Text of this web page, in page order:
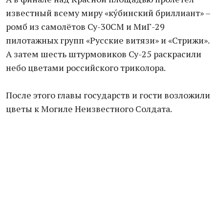
известный всему миру «кýбинский бриллиант» –
ромб из самолётов Су-30СМ и МиГ-29
пилотажных групп «Русские витязи» и «Стрижи».
А затем шесть штурмовиков Су-25 раскрасили
небо цветами российского триколора.
После этого главы государств и гости возложили
цветы к Могиле Неизвестного Солдата.